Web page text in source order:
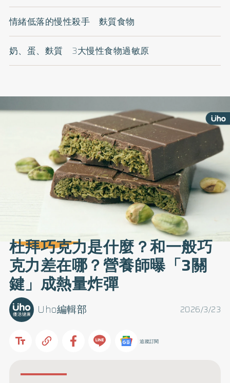
情緒低落的慢性殺手 麩質食物
奶、蛋、麩質 3大慢性食物過敏原
杜拜巧克力是什麼？和一般巧
克力差在哪？營養師曝「3關
鍵」成熱量炸彈
2026/3/23
Uho編輯部
追蹤訂閱